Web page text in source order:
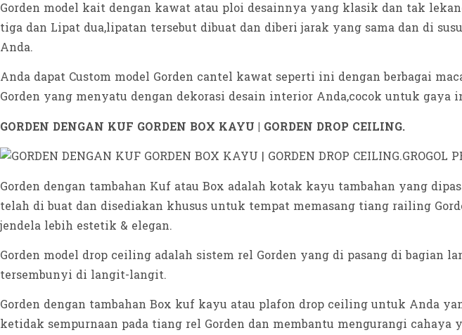
Gorden model kait dengan kawat atau ploi desainnya yang klasik dan tak
tiga dan Lipat dua,lipatan tersebut dibuat dan diberi jarak yang sama dan di
Anda.
Anda dapat Custom model Gorden cantel kawat seperti ini dengan berbagai
Gorden yang menyatu dengan dekorasi desain interior Anda,cocok untuk
GORDEN DENGAN KUF GORDEN BOX KAYU | GORDEN DROP CEILING.
Gorden dengan tambahan Kuf atau Box adalah kotak kayu tambahan yang
telah di buat dan disediakan khusus untuk tempat memasang tiang railing
jendela lebih estetik & elegan.
Gorden model drop ceiling adalah sistem rel Gorden yang di pasang di
tersembunyi di langit-langit.
Gorden dengan tambahan Box kuf kayu atau plafon drop ceiling untuk Anda
ketidak sempurnaan pada tiang rel Gorden dan membantu mengurangi cahaya